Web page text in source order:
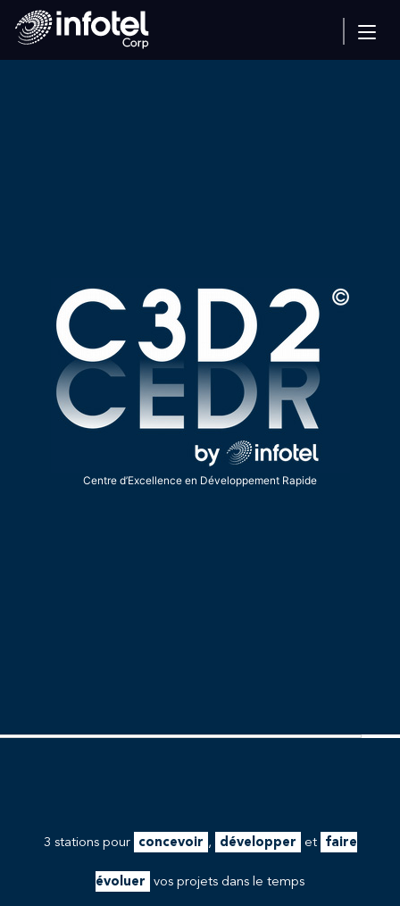
Centre d’Excellence en Développement Rapide
3 stations pour concevoir , développer et faire
évoluer vos projets dans le temps